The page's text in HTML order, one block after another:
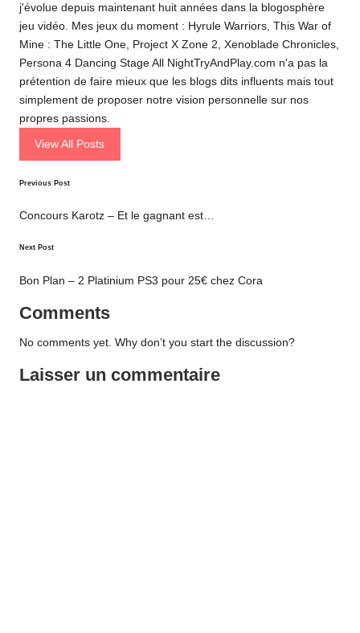
j'évolue depuis maintenant huit années dans la blogosphère
jeu vidéo. Mes jeux du moment : Hyrule Warriors, This War of
Mine : The Little One, Project X Zone 2, Xenoblade Chronicles,
Persona 4 Dancing Stage All NightTryAndPlay.com n'a pas la
prétention de faire mieux que les blogs dits influents mais tout
simplement de proposer notre vision personnelle sur nos
propres passions.
View All Posts
Post
navigation
Previous Post
Concours Karotz – Et le gagnant est…
Next Post
Bon Plan – 2 Platinium PS3 pour 25€ chez Cora
Comments
No comments yet. Why don’t you start the discussion?
Laisser un commentaire